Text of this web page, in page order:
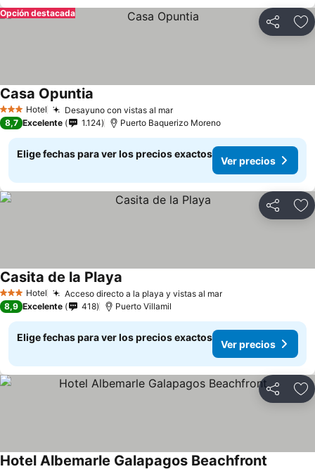
Compartir
Opción destacada
3 Estrellas
Hotel Desayuno con vistas al marVer precios
Casa Opuntia
8,7 Excelente 1.124 Puerto Baquerizo Moreno
Elige fechas para ver los precios exactos
Ver precios
Compartir
3 Estrellas
Hotel Acceso directo a la playa y vistas al marVer precios
Casita de la Playa
8,9 Excelente 418 Puerto Villamil
Elige fechas para ver los precios exactos
Ver precios
Compartir
Hotel Albemarle Galapagos Beachfront